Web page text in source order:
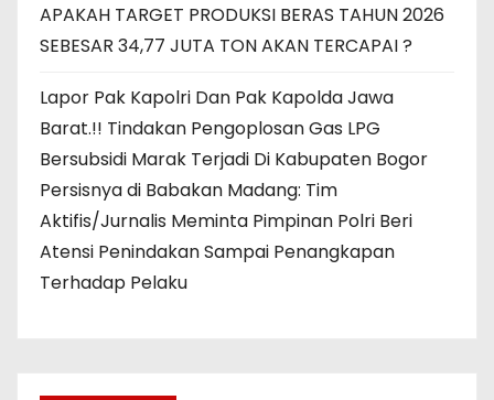
APAKAH TARGET PRODUKSI BERAS TAHUN 2026
SEBESAR 34,77 JUTA TON AKAN TERCAPAI ?
Lapor Pak Kapolri Dan Pak Kapolda Jawa
Barat.!! Tindakan Pengoplosan Gas LPG
Bersubsidi Marak Terjadi Di Kabupaten Bogor
Persisnya di Babakan Madang: Tim
Aktifis/Jurnalis Meminta Pimpinan Polri Beri
Atensi Penindakan Sampai Penangkapan
Terhadap Pelaku